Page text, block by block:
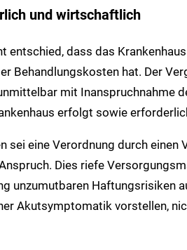
und wirtschaftlich
entschied, dass das
Behandlungskosten hat. Der
mit Inanspruchnahme
erfolgt sowie
sei eine Verordnung durch einen
Dies riefe
unzumutbaren Haftungsrisiken
Akutsymptomatik vorstellen,